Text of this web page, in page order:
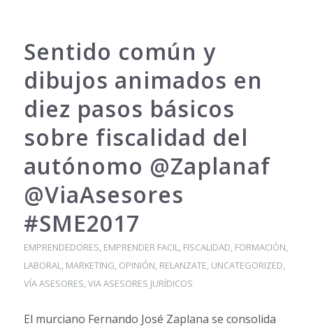
Sentido común y
dibujos animados en
diez pasos básicos
sobre fiscalidad del
autónomo @Zaplanaf
@ViaAsesores
#SME2017
EMPRENDEDORES EMPRENDER FACIL FISCALIDAD FORMACIÓN
LABORAL
MARKETING OPINIÓN RELANZATE UNCATEGORIZED
VÍA ASESORES VIA ASESORES JURÍDICOS
El murciano Fernando José Zaplana se consolida